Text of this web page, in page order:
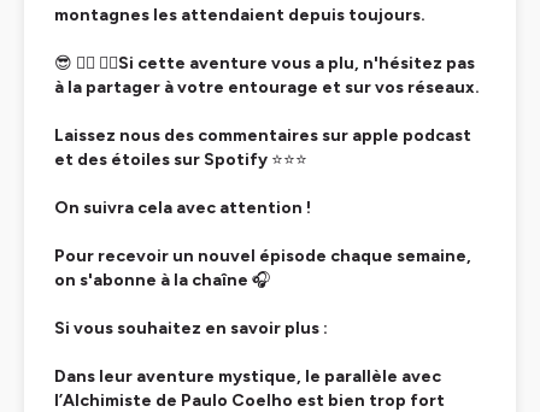
montagnes les attendaient depuis toujours.
😎 🚴‍♀️ 🏃‍♂️Si cette aventure vous a plu, n'hésitez pas
à la partager à votre entourage et sur vos réseaux.
Laissez nous des commentaires sur apple podcast
et des étoiles sur Spotify ⭐⭐⭐
On suivra cela avec attention !
Pour recevoir un nouvel épisode chaque semaine,
on s'abonne à la chaîne 🎧
Si vous souhaitez en savoir plus :
Dans leur aventure mystique, le parallèle avec
l’Alchimiste de Paulo Coelho est bien trop fort